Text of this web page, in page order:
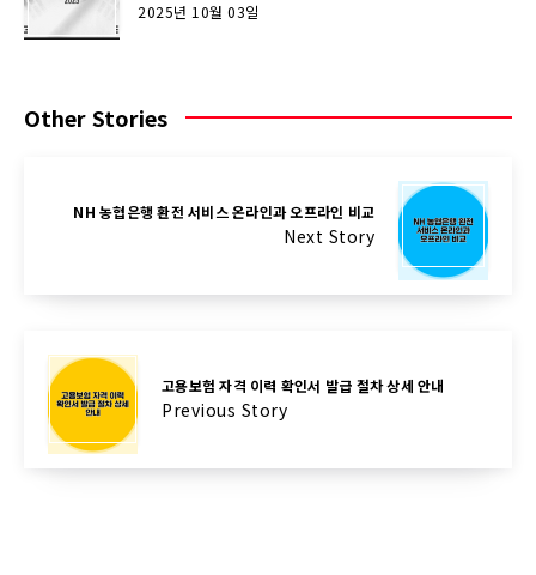
2025년 10월 03일
Other Stories
NH 농협은행 환전 서비스 온라인과 오프라인 비교
Next Story
고용보험 자격 이력 확인서 발급 절차 상세 안내
Previous Story